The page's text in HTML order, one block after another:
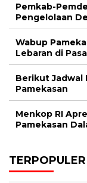
Pemkab-
Pengelolaan
Wabup
Lebaran di
Berikut Jadwal
Pamekasan
Menkop RI
Pamekasan
TERPOPULER